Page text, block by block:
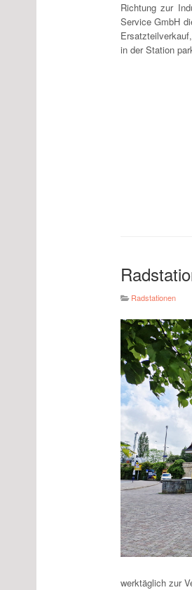
Richtung zur
Service GmbH
in der Station
Radstationen
werktäglich zur